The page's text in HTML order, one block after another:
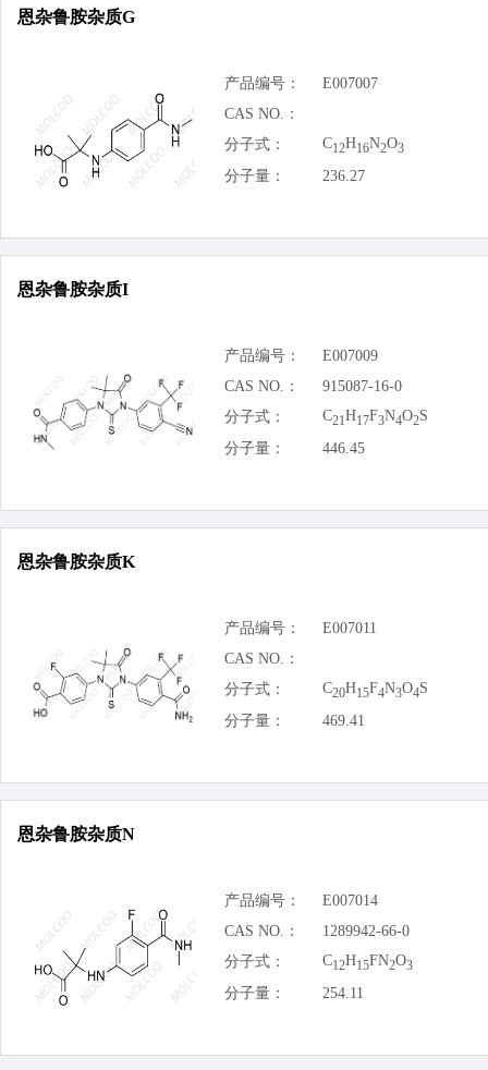
恩杂鲁胺杂质G
产品编号：
E007007
CAS NO.：
分子式：
C12H16N2O3
分子量： 236.27
恩杂鲁胺杂质I
产品编号：
E007009
CAS NO.：
915087-16-0
分子式：
C21H17F3N4O2S
分子量：
446.45
恩杂鲁胺杂质K
产品编号：
E007011
CAS NO.：
分子式：
C20H15F4N3O4S
分子量：
469.41
恩杂鲁胺杂质N
产品编号：
E007014
CAS NO.：
1289942-66-0
分子式：
C12H15FN2O3
分子量： 254.11